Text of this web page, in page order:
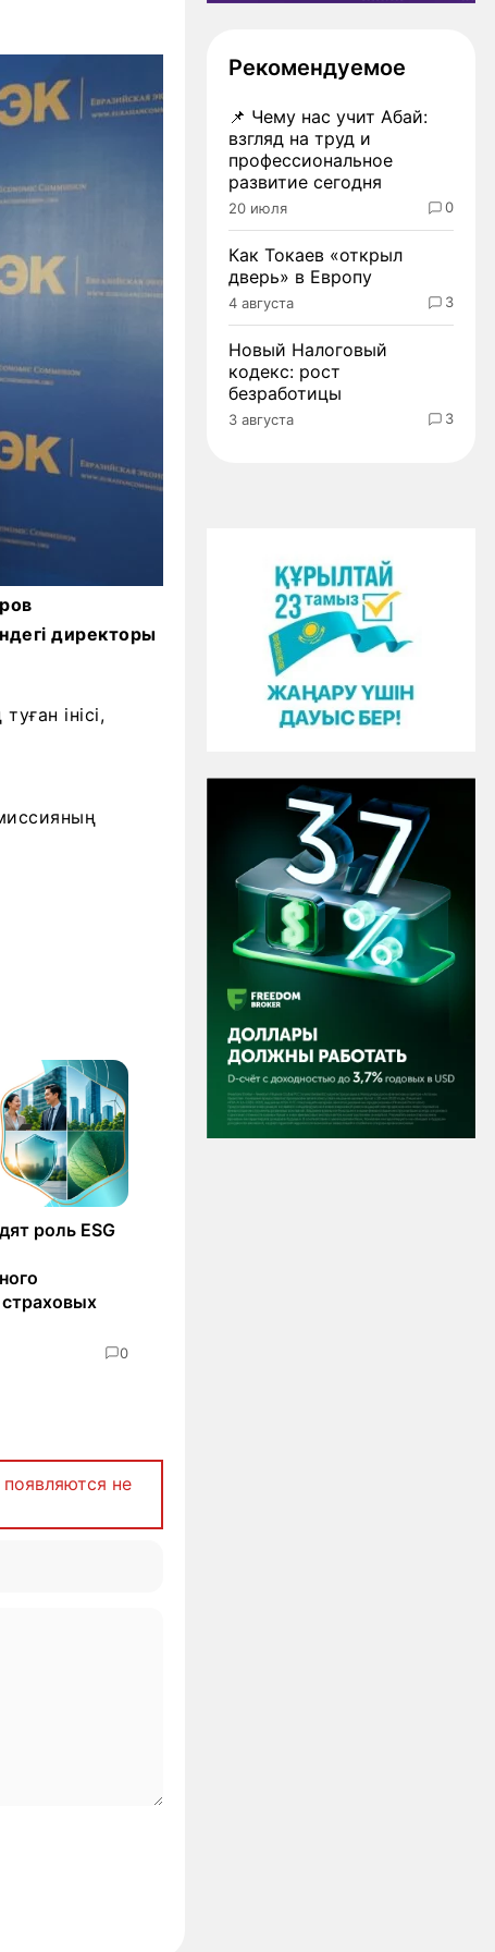
директоры
інісі,
роль ESG
0
не
Рекомендуемое
📌 Чему нас учит Абай:
взгляд на труд и
профессиональное
развитие сегодня
20 июля 0
Как Токаев «открыл
дверь» в Европу
4 августа 3
Новый Налоговый
кодекс: рост
безработицы
3 августа 3